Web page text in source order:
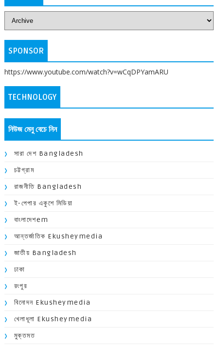
SPONSOR
https://www.youtube.com/watch?v=wCqDPYamARU
TECHNOLOGY
নিউজ মেনু বেচে নিন
সারা দেশ Bangladesh
চট্টগ্রাম
রাজনীতি Bangladesh
ই-পেপার একুশে মিডিয়া
বাংলাদেশem
আন্তর্জাতিক Ekusheymedia
জাতীয় Bangladesh
ঢাকা
রংপুর
বিনোদন Ekusheymedia
খেলাধূলা Ekusheymedia
মুক্তমত